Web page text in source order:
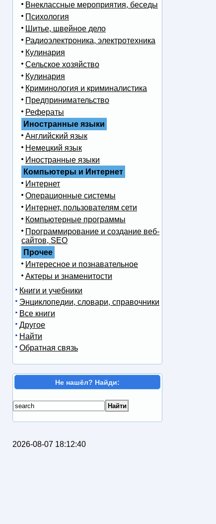
Внеклассные мероприятия, беседы
Психология
Шитье, швейное дело
Радиоэлектроника, электротехника
Кулинария
Сельское хозяйство
Кулинария
Криминология и криминалистика
Предпринимательство
Рефераты
Иностранные языки
Английский язык
Немецкий язык
Иностранные языки
Компьютеры и Интернет
Интернет
Операционные системы
Интернет, пользователям сети
Компьютерные программы
Программирование и создание веб-
сайтов, SEO
Прочее
Интересное и познавательное
Актеры и знаменитости
Книги и учебники
Энциклопедии, словари, справочники
Все книги
Другое
Найти
Обратная связь
Не нашёл? Найди:
2026-08-07 18:12:40